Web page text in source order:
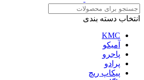
انتخاب دسته بندی
KMC
آمیکو
پاجرو
پرادو
پیکاپ ریچ